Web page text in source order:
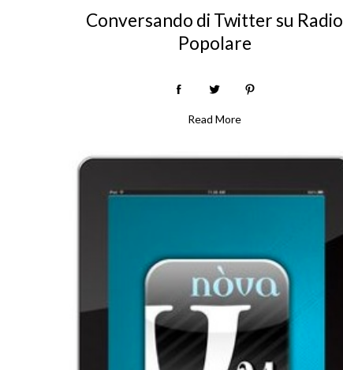
Conversando di Twitter su Radio
Popolare
Read More
e